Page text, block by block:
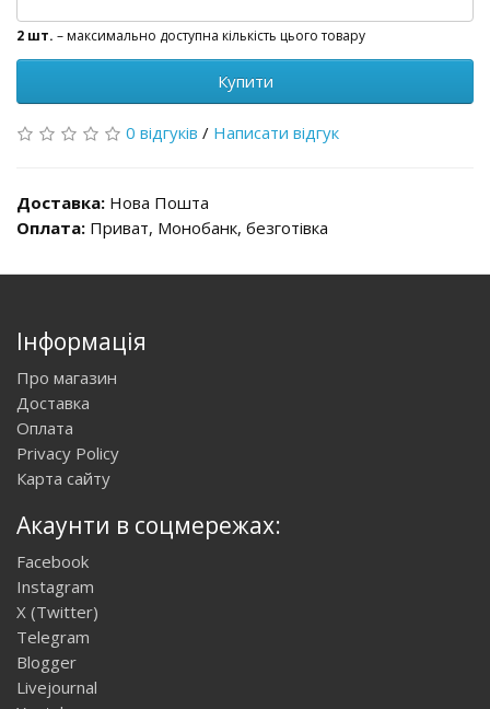
2 шт. – максимально доступна кількість цього товару
Купити
0 відгуків / Написати відгук
Доставка: Нова Пошта
Оплата: Приват, Монобанк, безготівка
Інформація
Про магазин
Доставка
Оплата
Privacy Policy
Карта сайту
Акаунти в соцмережах:
Facebook
Instagram
X (Twitter)
Telegram
Blogger
Livejournal